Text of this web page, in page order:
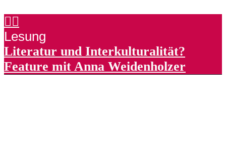
Lesung
Literatur und Interkulturalität?
Feature mit Anna Weidenholzer